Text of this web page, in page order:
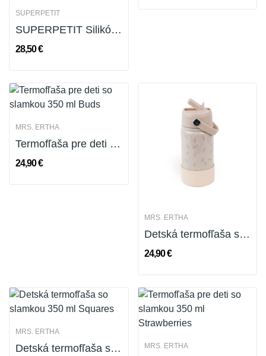
SUPERPETIT
SUPERPETIT Silikónová podložka na písanie s...
28,50 €
MRS. ERTHA
Termofľaša pre deti so slamkou 350 ml Buds
24,90 €
MRS. ERTHA
Detská termofľaša so slamkou 350 ml, kvietky...
24,90 €
MRS. ERTHA
Detská termofľaša so slamkou 350 ml Squares MRS. ERTHA